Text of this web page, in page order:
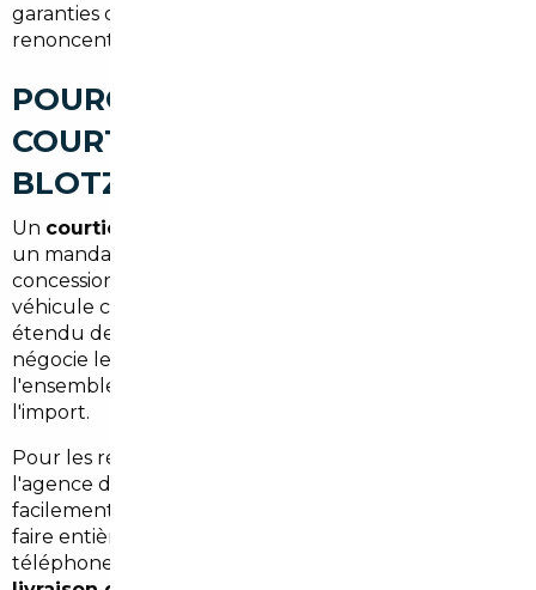
garanties contractuelles… La plupart des particuliers
renoncent ou, pire, font de mauvais achats.
POURQUOI PASSER PAR UN
COURTIER AUTOMOBILE À
BLOTZHEIM
Un courtier automobile
un mandataire qui travaille pour vous, pas pour le
concessionnaire. Concrètement, il recherche le
véhicule correspondant à vos critères dans un réseau
étendu de partenaires — en France et en Europe —,
négocie le prix, vérifie l'état du véhicule et gère
l'ensemble des démarches administratives liées à
l'import.
Pour les résidents de Blotzheim et du
l'agence de référence est celle de
facilement accessible. Mais la démarche peut aussi se
faire entièrement à distance : échanges par
téléphone ou en ligne, signature électronique, et